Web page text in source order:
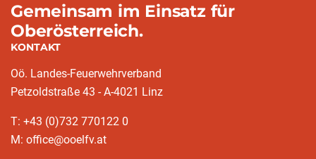
Gemeinsam im Einsatz für
Oberösterreich.
KONTAKT
Oö. Landes-Feuerwehrverband
Petzoldstraße 43 - A-4021 Linz
T: +43 (0)732 770122 0
M: office@ooelfv.at